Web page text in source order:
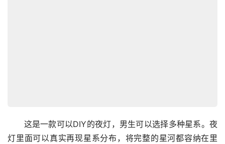
这是一款可以DIY的夜灯，男生可以选择多种星系。夜
灯里面可以真实再现星系分布，将完整的星河都容纳在里